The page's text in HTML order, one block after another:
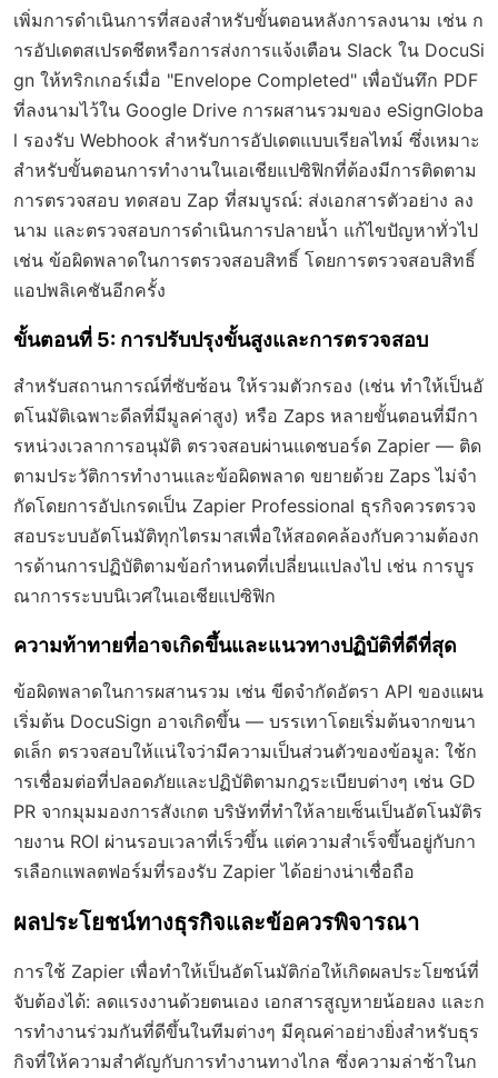
เพิ่มการดำเนินการที่สองสำหรับขั้นตอนหลังการลงนาม เช่น ก
ารอัปเดตสเปรดชีตหรือการส่งการแจ้งเตือน Slack ใน DocuSi
gn ให้ทริกเกอร์เมื่อ "Envelope Completed" เพื่อบันทึก PDF
ที่ลงนามไว้ใน Google Drive การผสานรวมของ eSignGloba
l รองรับ Webhook สำหรับการอัปเดตแบบเรียลไทม์ ซึ่งเหมาะ
สำหรับขั้นตอนการทำงานในเอเชียแปซิฟิกที่ต้องมีการติดตาม
การตรวจสอบ ทดสอบ Zap ที่สมบูรณ์: ส่งเอกสารตัวอย่าง ลง
นาม และตรวจสอบการดำเนินการปลายน้ำ แก้ไขปัญหาทั่วไป
เช่น ข้อผิดพลาดในการตรวจสอบสิทธิ์ โดยการตรวจสอบสิทธิ์
แอปพลิเคชันอีกครั้ง
ขั้นตอนที่ 5: การปรับปรุงขั้นสูงและการตรวจสอบ
สำหรับสถานการณ์ที่ซับซ้อน ให้รวมตัวกรอง (เช่น ทำให้เป็นอั
ตโนมัติเฉพาะดีลที่มีมูลค่าสูง) หรือ Zaps หลายขั้นตอนที่มีกา
รหน่วงเวลาการอนุมัติ ตรวจสอบผ่านแดชบอร์ด Zapier — ติด
ตามประวัติการทำงานและข้อผิดพลาด ขยายด้วย Zaps ไม่จำ
กัดโดยการอัปเกรดเป็น Zapier Professional ธุรกิจควรตรวจ
สอบระบบอัตโนมัติทุกไตรมาสเพื่อให้สอดคล้องกับความต้องก
ารด้านการปฏิบัติตามข้อกำหนดที่เปลี่ยนแปลงไป เช่น การบูร
ณาการระบบนิเวศในเอเชียแปซิฟิก
ความท้าทายที่อาจเกิดขึ้นและแนวทางปฏิบัติที่ดีที่สุด
ข้อผิดพลาดในการผสานรวม เช่น ขีดจำกัดอัตรา API ของแผน
เริ่มต้น DocuSign อาจเกิดขึ้น — บรรเทาโดยเริ่มต้นจากขนา
ดเล็ก ตรวจสอบให้แน่ใจว่ามีความเป็นส่วนตัวของข้อมูล: ใช้ก
ารเชื่อมต่อที่ปลอดภัยและปฏิบัติตามกฎระเบียบต่างๆ เช่น GD
PR จากมุมมองการสังเกต บริษัทที่ทำให้ลายเซ็นเป็นอัตโนมัติร
ายงาน ROI ผ่านรอบเวลาที่เร็วขึ้น แต่ความสำเร็จขึ้นอยู่กับกา
รเลือกแพลตฟอร์มที่รองรับ Zapier ได้อย่างน่าเชื่อถือ
ผลประโยชน์ทางธุรกิจและข้อควรพิจารณา
การใช้ Zapier เพื่อทำให้เป็นอัตโนมัติก่อให้เกิดผลประโยชน์ที่
จับต้องได้: ลดแรงงานด้วยตนเอง เอกสารสูญหายน้อยลง และก
ารทำงานร่วมกันที่ดีขึ้นในทีมต่างๆ มีคุณค่าอย่างยิ่งสำหรับธุร
กิจที่ให้ความสำคัญกับการทำงานทางไกล ซึ่งความล่าช้าในก